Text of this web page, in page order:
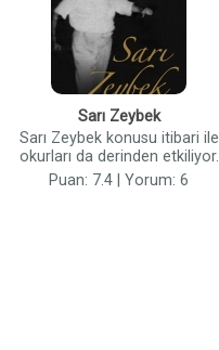
Sarı Zeybek
Sarı Zeybek konusu itibari ile
okurları da derinden etkiliyor.
Puan: 7.4 | Yorum: 6